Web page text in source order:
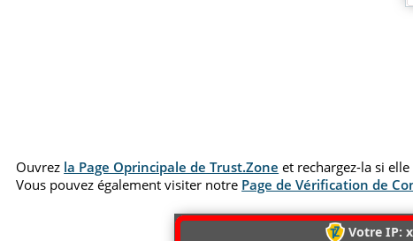
Ouvrez la Page Oprincipale de Trust.Zone et rechargez-la si
Vous pouvez également visiter notre Page de Vérification de
Votre IP: